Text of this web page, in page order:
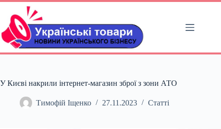
Перейти
вмісту
У Києві накрили інтернет-магазин зброї з зони АТО
Тимофій Іщенко 27.11.2023 Статті